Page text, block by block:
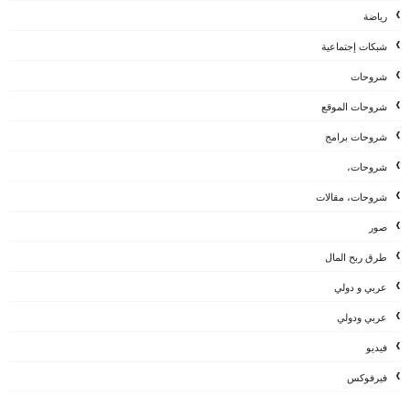
رياضة
شبكات إجتماعية
شروحات
شروحات الموقع
شروحات برامج
شروحات،
شروحات، مقالات
صور
طرق ربح المال
عربي و دولي
عربي ودولي
فيديو
فيرفوكس